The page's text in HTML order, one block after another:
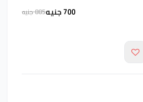
700 جنيه
885 جنيه